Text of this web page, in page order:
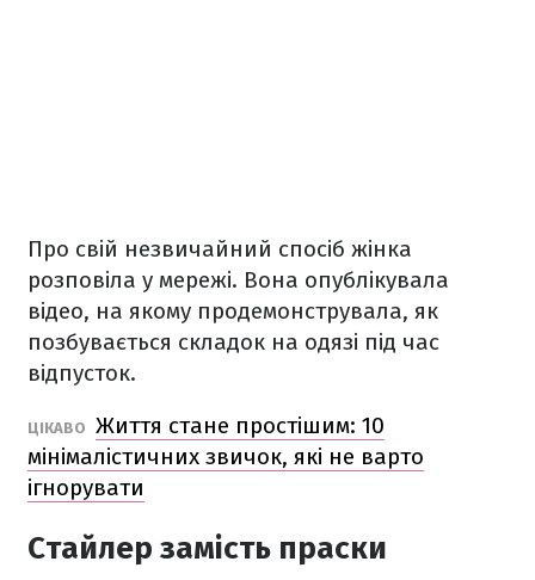
Про свій незвичайний спосіб жінка
розповіла у мережі. Вона опублікувала
відео, на якому продемонструвала, як
позбувається складок на одязі під час
відпусток.
ЦІКАВО Життя стане простішим: 10
мінімалістичних звичок, які не варто
ігнорувати
Стайлер замість праски